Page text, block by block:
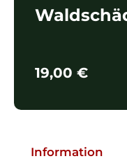
19,00 €
Information